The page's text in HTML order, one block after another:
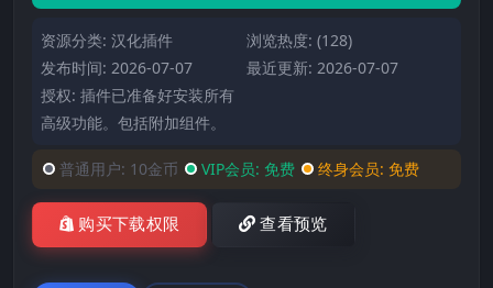
资源分类: 汉化插件
浏览热度: (128)
发布时间: 2026-07-07
最近更新: 2026-07-07
授权: 插件已准备好安装所有
高级功能。包括附加组件。
普通用户: 10金币 VIP会员: 免费 终身会员: 免费
购买下载权限 查看预览